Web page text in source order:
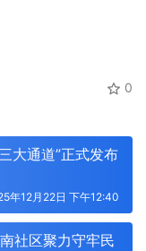
0
大通道”正式发布
年12月22日 下午12:40
社区聚力守牢民